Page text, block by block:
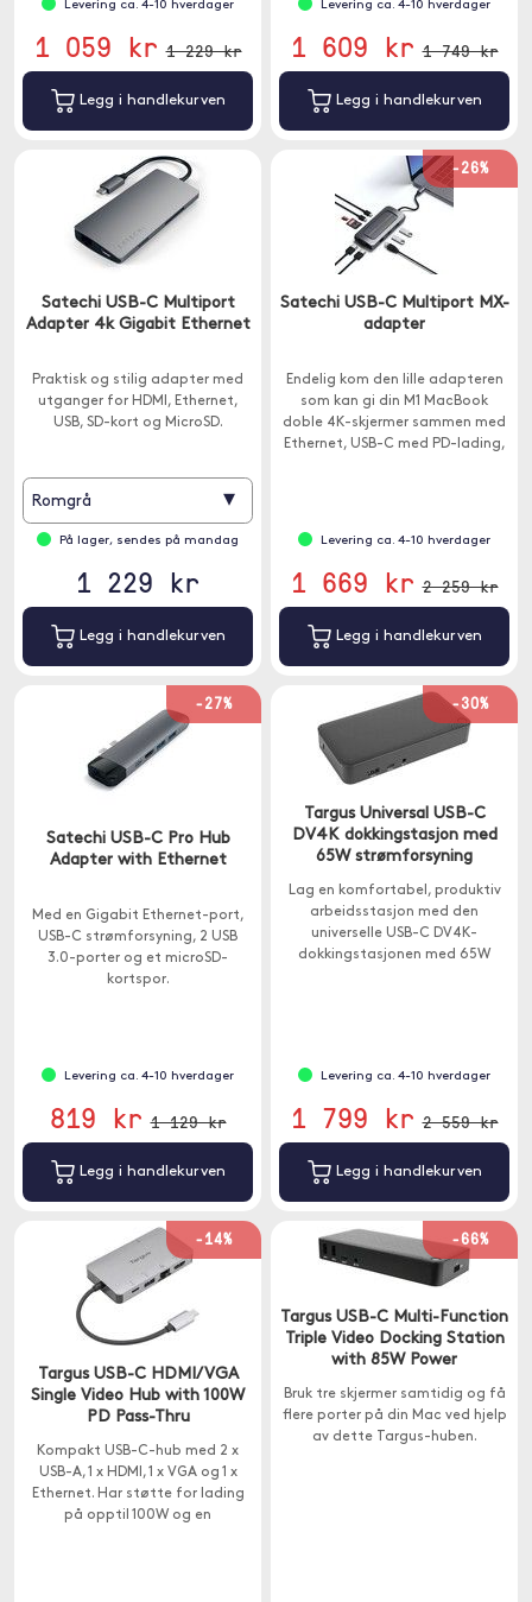
Levering ca. 4-10 hverdager
1 059 kr 1 229 kr
Legg i handlekurven
Levering ca. 4-10 hverdager
1 609 kr 1 749 kr
Legg i handlekurven
Satechi USB-C Multiport
Adapter 4k Gigabit Ethernet
Praktisk og stilig adapter med
utganger for HDMI, Ethernet,
USB, SD-kort og MicroSD.
Romgrå ▾
På lager, sendes på mandag
1 229 kr
Legg i handlekurven
-26%
Satechi USB-C Multiport MX-
adapter
Endelig kom den lille adapteren
som kan gi din M1 MacBook
doble 4K-skjermer sammen med
Ethernet, USB-C med PD-lading,
Levering ca. 4-10 hverdager
1 669 kr 2 259 kr
Legg i handlekurven
-27%
Satechi USB-C Pro Hub
Adapter with Ethernet
Med en Gigabit Ethernet-port,
USB-C strømforsyning, 2 USB
3.0-porter og et microSD-
kortspor.
Levering ca. 4-10 hverdager
819 kr 1 129 kr
Legg i handlekurven
-30%
Targus Universal USB-C
DV4K dokkingstasjon med
65W strømforsyning
Lag en komfortabel, produktiv
arbeidsstasjon med den
universelle USB-C DV4K-
dokkingstasjonen med 65W
Levering ca. 4-10 hverdager
1 799 kr 2 559 kr
Legg i handlekurven
-14%
Targus USB-C HDMI/VGA
Single Video Hub with 100W
PD Pass-Thru
Kompakt USB-C-hub med 2 x
USB-A, 1 x HDMI, 1 x VGA og 1 x
Ethernet. Har støtte for lading
på opptil 100W og en
-66%
Targus USB-C Multi-Function
Triple Video Docking Station
with 85W Power
Bruk tre skjermer samtidig og få
flere porter på din Mac ved hjelp
av dette Targus-huben.